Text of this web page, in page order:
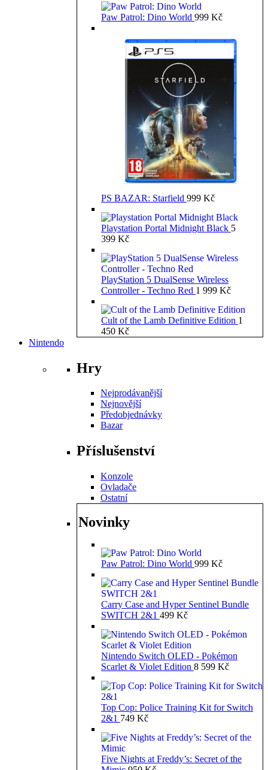
Paw Patrol: Dino World 999 Kč
PS BAZAR: Starfield 999 Kč
Playstation Portal Midnight Black 5
399 Kč
PlayStation 5 DualSense Wireless
Controller - Techno Red 1 999 Kč
Cult of the Lamb Definitive Edition 1
450 Kč
Nintendo
Hry
Nejprodávanější
Nejnovější
Předobjednávky
Bazar
Příslušenství
Konzole
Ovladače
Ostatní
Novinky
Paw Patrol: Dino World 999 Kč
Carry Case and Hyper Sentinel Bundle
SWITCH 2&1 499 Kč
Nintendo Switch OLED - Pokémon
Scarlet & Violet Edition 8 599 Kč
Top Cop: Police Training Kit for Switch
2&1 749 Kč
Five Nights at Freddy’s: Secret of the